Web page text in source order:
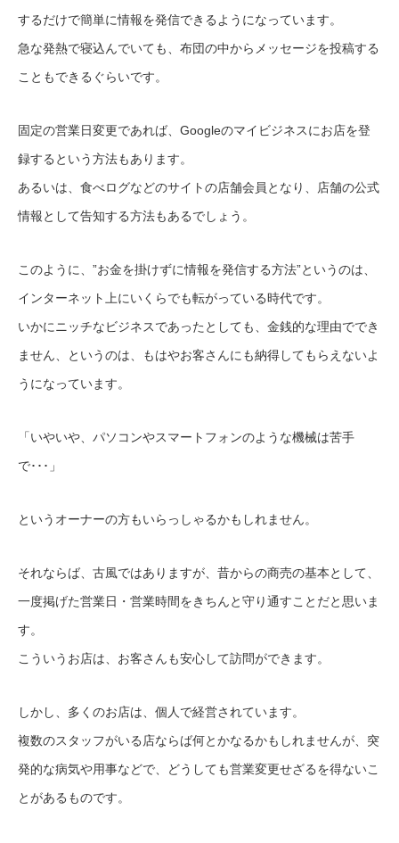
するだけで簡単に情報を発信できるようになっています。
急な発熱で寝込んでいても、布団の中からメッセージを投稿する
こともできるぐらいです。
固定の営業日変更であれば、Googleのマイビジネスにお店を登
録するという方法もあります。
あるいは、食べログなどのサイトの店舗会員となり、店舗の公式
情報として告知する方法もあるでしょう。
このように、”お金を掛けずに情報を発信する方法”というのは、
インターネット上にいくらでも転がっている時代です。
いかにニッチなビジネスであったとしても、金銭的な理由ででき
ません、というのは、もはやお客さんにも納得してもらえないよ
うになっています。
「いやいや、パソコンやスマートフォンのような機械は苦手
で･･･」
というオーナーの方もいらっしゃるかもしれません。
それならば、古風ではありますが、昔からの商売の基本として、
一度掲げた営業日・営業時間をきちんと守り通すことだと思いま
す。
こういうお店は、お客さんも安心して訪問ができます。
しかし、多くのお店は、個人で経営されています。
複数のスタッフがいる店ならば何とかなるかもしれませんが、突
発的な病気や用事などで、どうしても営業変更せざるを得ないこ
とがあるものです。